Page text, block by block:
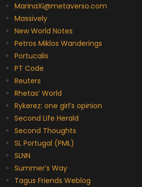
MarinaXi@metaverso.com
Massively
New World Notes
Petros Miklos Wanderings
Portucalis
PT Code
Reuters
Rhetas’ World
Rykerez: one girl’s opinion
Second Life Herald
Second Thoughts
SL Portugal (PML)
SLNN
Summer’s Way
Tagus Friends Weblog